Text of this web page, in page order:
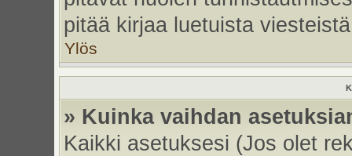
pitää kirjaa luetuista
Ylös
» Kuinka vaihdan
Kaikki asetuksesi (Jos olet